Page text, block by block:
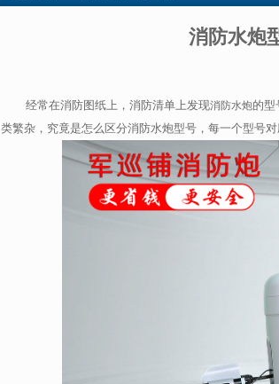
消防水炮
经常在消防图纸上，消防清单上发现消防水炮的型
类繁杂，究竟是怎么区分消防水炮型号，每一个型号